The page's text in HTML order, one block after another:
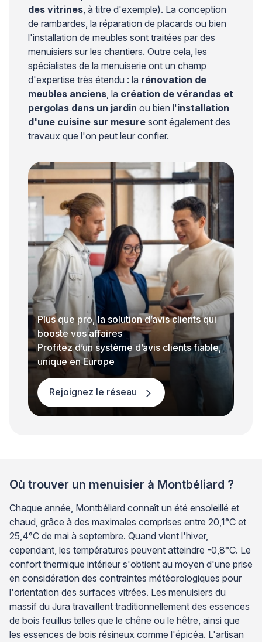
des vitrines , à titre d'exemple). La conception
de rambardes, la réparation de placards ou bien
l'installation de meubles sont traitées par des
menuisiers sur les chantiers. Outre cela, les
spécialistes de la menuiserie ont un champ
d'expertise très étendu : la rénovation de
meubles anciens , la création de vérandas et
pergolas dans un jardin ou bien l'installation
d'une cuisine sur mesure sont également des
travaux que l'on peut leur confier.
Plus que pro, la solution d’avis clients qui
booste vos affaires
Profitez d’un système d’avis clients fiable,
unique en Europe
Rejoignez le réseau
Où trouver un menuisier à Montbéliard ?
Chaque année, Montbéliard connaît un été ensoleillé et
chaud, grâce à des maximales comprises entre 20,1°C et
25,4°C de mai à septembre. Quand vient l'hiver,
cependant, les températures peuvent atteindre -0,8°C. Le
confort thermique intérieur s'obtient au moyen d'une prise
en considération des contraintes météorologiques pour
l'orientation des surfaces vitrées. Les menuisiers du
massif du Jura travaillent traditionnellement des essences
de bois feuillus telles que le chêne ou le hêtre, ainsi que
les essences de bois résineux comme l'épicéa. L'artisan